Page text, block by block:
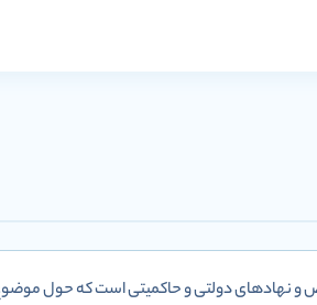
و نهادهای دولتی و حاکمیتی است که حول